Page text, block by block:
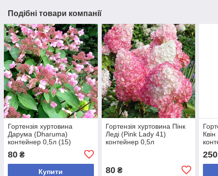
Подібні товари компанії
Гортензія хуртовина
Дарума (Dharuma)
контейнер 0,5л (15)
80 ₴
Купити
Гортензія хуртовина Пінк
Леді (Pink Lady 41)
контейнер 0,5л
80₴
250